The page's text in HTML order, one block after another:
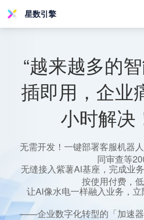
星数引擎
“越来越多的
插即用，企业
小时解决
无需开发！一键部署客服机器
同审查等
无缝接入紫薯AI基座，完成业
按使用付费，
让AI像水电一样融入业务，立
——企业数字化转型的「加速器